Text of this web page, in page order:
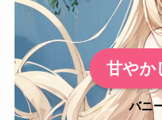
甘やか
バニ